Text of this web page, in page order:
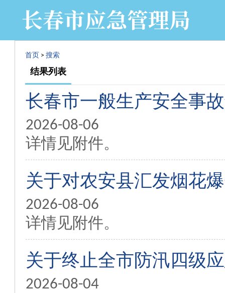
首页 > 搜索
结果列表
长春市一般生产安全事
2026-08-06
详情见附件。
关于对农安县汇发烟花
2026-08-06
详情见附件。
关于终止全市防汛四级
2026-08-04